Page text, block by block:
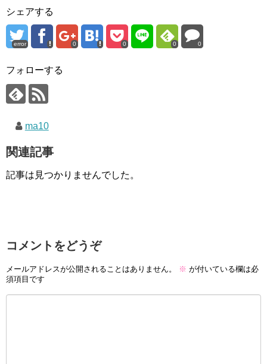
シェアする
error 0 0 0 0
フォローする
ma10
関連記事
記事は見つかりませんでした。
コメントをどうぞ
メールアドレスが公開されることはありません。 ※ が付いている欄は必
須項目です